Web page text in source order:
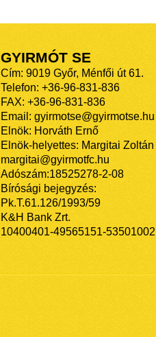
GYIRMÓT SE
Cím: 9019 Győr, Ménfői út 61.
Telefon: +36-96-831-836
FAX: +36-96-831-836
Email: gyirmotse@gyirmotse.hu
Elnök: Horváth Ernő
Elnök-helyettes: Margitai Zoltán |
margitai@gyirmotfc.hu
Adószám:18525278-2-08
Bírósági bejegyzés:
Pk.T.61.126/1993/59
K&H Bank Zrt.
10400401-49565151-53501002